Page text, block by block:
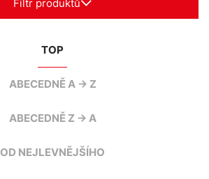
Filtr produktů
TOP
ABECEDNĚ A -> Z
ABECEDNĚ Z -> A
OD NEJLEVNĚJŠÍHO